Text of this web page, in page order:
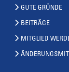
GUTE GRÜNDE
BEITRÄGE
MITGLIED